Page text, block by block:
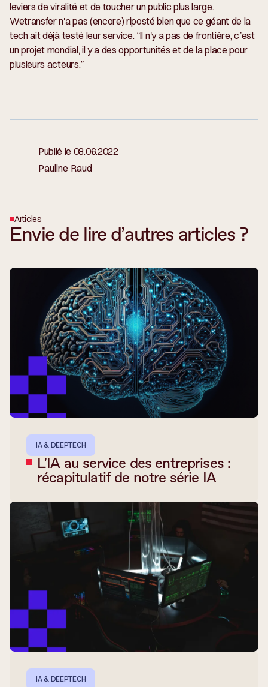
leviers de viralité et de toucher un public plus large.
Wetransfer n'a pas (encore) riposté bien que ce géant de la
tech ait déjà testé leur service. “Il n'y a pas de frontière, c’est
un projet mondial, il y a des opportunités et de la place pour
plusieurs acteurs.”
Publié le 08.06.2022
Pauline Raud
Articles
Envie de lire d’autres articles ?
IA & DEEPTECH
L'IA au service des entreprises :
récapitulatif de notre série IA
IA & DEEPTECH